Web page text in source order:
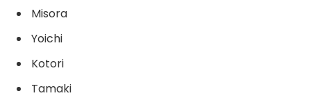
Misora
Yoichi
Kotori
Tamaki